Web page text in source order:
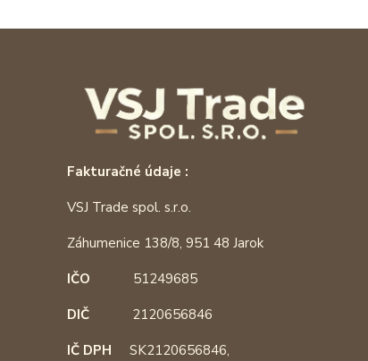
Fakturačné údaje :
VSJ Trade spol. s.r.o.
Záhumenice 138/8, 951 48 Jarok
IČO 51249685
DIČ 2120656846
IČ DPH SK2120656846,